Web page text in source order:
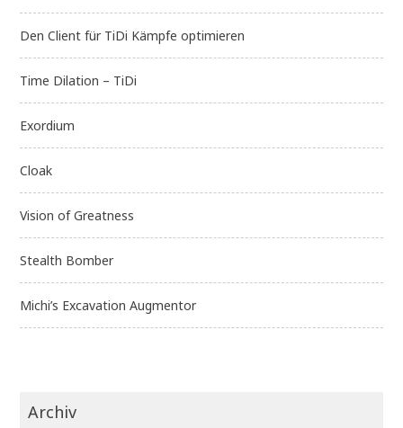
Den Client für TiDi Kämpfe optimieren
Time Dilation – TiDi
Exordium
Cloak
Vision of Greatness
Stealth Bomber
Michi’s Excavation Augmentor
Archiv